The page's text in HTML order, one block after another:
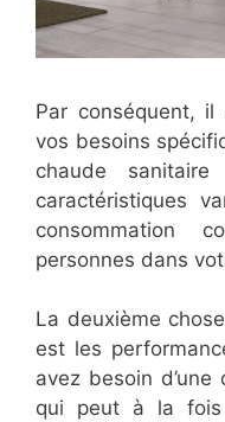
Par conséquent,
vos besoins
chaude
caractéristiques
consommation
personnes dans
La deuxième
est les
avez besoin
qui peut à la fois